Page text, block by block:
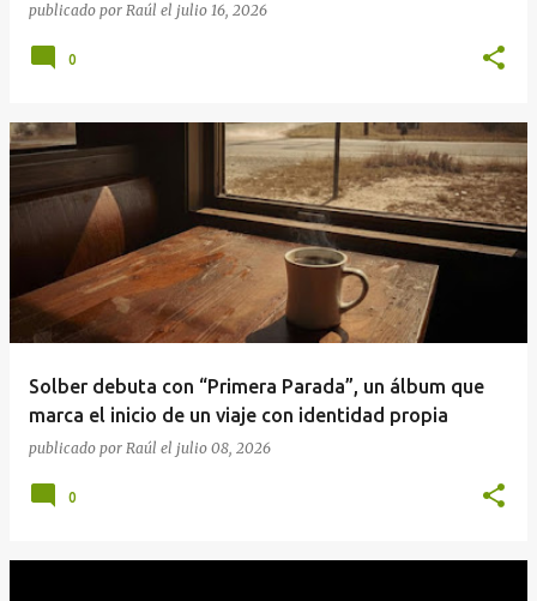
publicado por Raúl el julio 16, 2026
0
Solber debuta con “Primera Parada”, un álbum que
marca el inicio de un viaje con identidad propia
publicado por Raúl el julio 08, 2026
0